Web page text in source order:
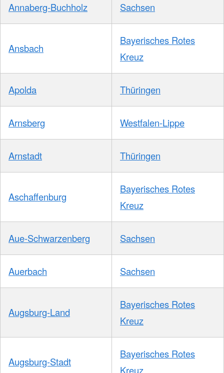
Annaberg-Buchholz Sachsen
Ansbach
Bayerisches Rotes
Kreuz
Apolda Thüringen
Arnsberg Westfalen-Lippe
Arnstadt Thüringen
Aschaffenburg
Bayerisches Rotes
Kreuz
Aue-Schwarzenberg Sachsen
Auerbach Sachsen
Augsburg-Land
Bayerisches Rotes
Kreuz
Augsburg-Stadt
Bayerisches Rotes
Kreuz